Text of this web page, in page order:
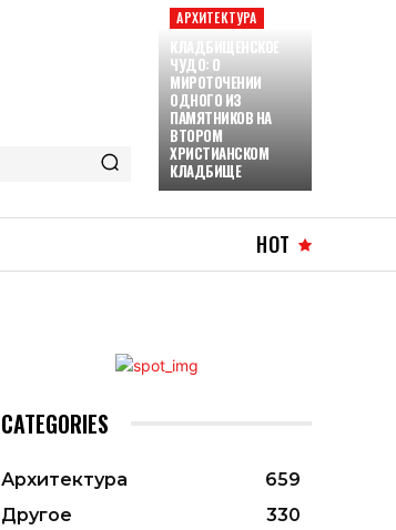
АРХИТЕКТУРА
КЛАДБИЩЕНСКОЕ
ЧУДО: О
МИРОТОЧЕНИИ
ОДНОГО ИЗ
ПАМЯТНИКОВ НА
ВТОРОМ
ХРИСТИАНСКОМ
КЛАДБИЩЕ
HOT
CATEGORIES
Архитектура
659
Другое
330